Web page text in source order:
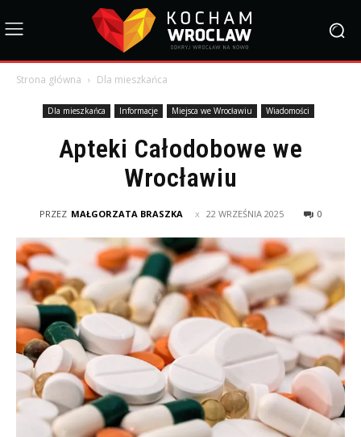
Strona główna Dla mieszkańca
Dla mieszkańca Informacje Miejsca we Wrocławiu Wiadomości
Apteki Całodobowe we
Wrocławiu
PRZEZ MAŁGORZATA BRASZKA 22 WRZEŚNIA 2025 0